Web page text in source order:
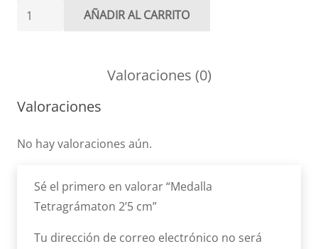
Medalla
AÑADIR AL CARRITO
Valoraciones (0)
Valoraciones
No hay valoraciones aún.
Sé el primero en valorar “Medalla
Tetragrámaton 2’5 cm”
Tu dirección de correo electrónico no será